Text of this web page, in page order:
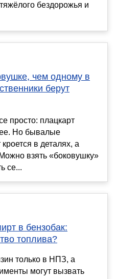
бездорожья и
чем одному в
берут
просто: плацкарт
Но бывалые
в деталях, а
взять «боковушку»
се...
в бензобак:
топлива?
только в НПЗ, а
могут вызвать